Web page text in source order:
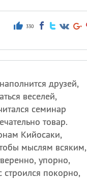
330
друзей,
веселей,
семинар
товар.
Кийосаки,
мыслям всяким,
упорно,
покорно,